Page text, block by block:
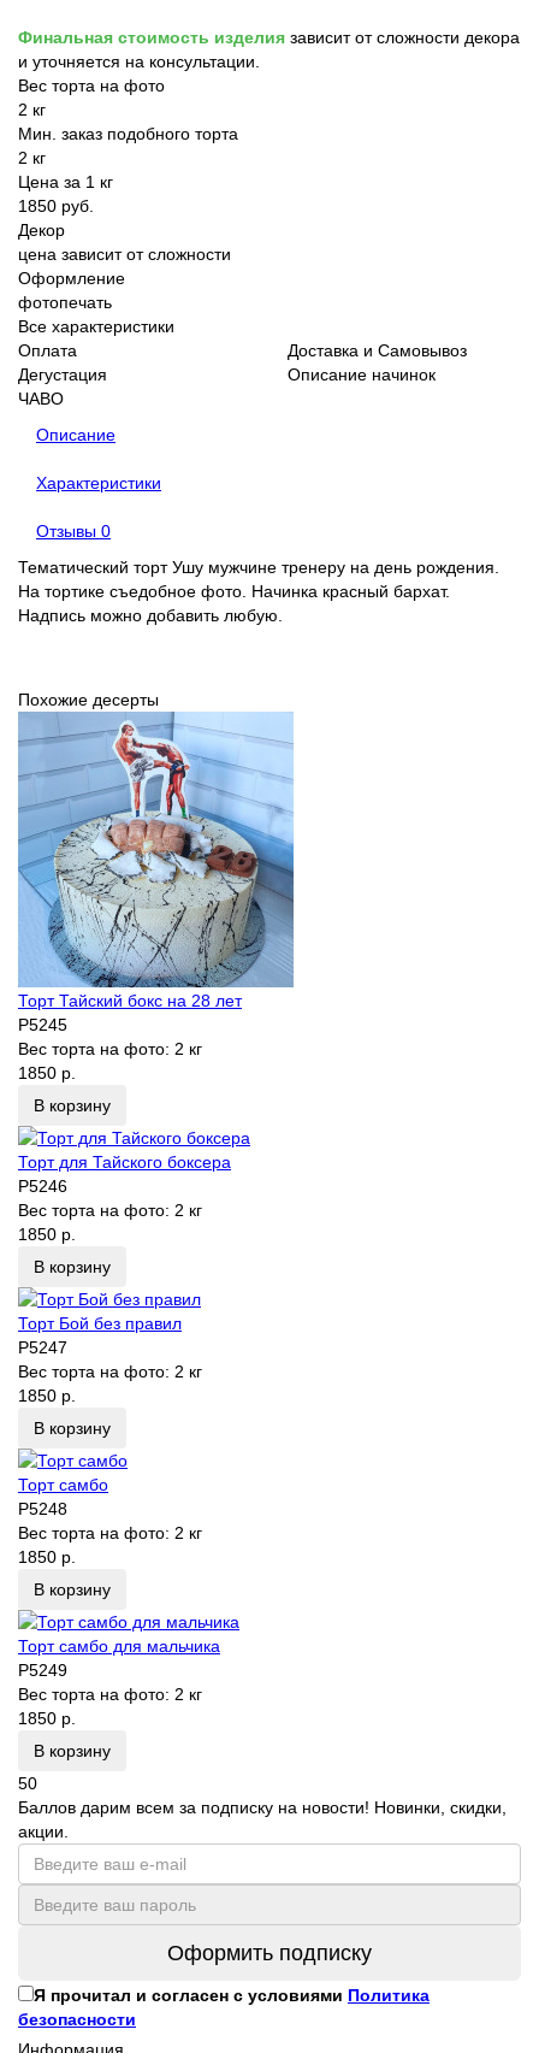
Финальная стоимость изделия зависит от сложности декора
и уточняется на консультации.
Вес торта на фото
2 кг
Мин. заказ подобного торта
2 кг
Цена за 1 кг
1850 руб.
Декор
цена зависит от сложности
Оформление
фотопечать
Все характеристики
Оплата
Доставка и Самовывоз
Дегустация
Описание начинок
ЧАВО
Описание
Характеристики
Отзывы 0
Тематический торт Ушу мужчине тренеру на день рождения.
На тортике съедобное фото. Начинка красный бархат.
Надпись можно добавить любую.
Похожие десерты
Торт Тайский бокс на 28 лет
P5245
Вес торта на фото: 2 кг
1850 р.
В корзину
Торт для Тайского боксера
P5246
Вес торта на фото: 2 кг
1850 р.
В корзину
Торт Бой без правил
P5247
Вес торта на фото: 2 кг
1850 р.
В корзину
Торт самбо
P5248
Вес торта на фото: 2 кг
1850 р.
В корзину
Торт самбо для мальчика
P5249
Вес торта на фото: 2 кг
1850 р.
В корзину
50
Баллов дарим всем за подписку на новости! Новинки, скидки,
акции.
Оформить подписку
Я прочитал и согласен с условиями Политика
безопасности